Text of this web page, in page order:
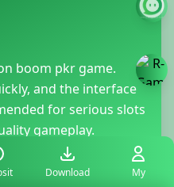
boom pkr game.
and the interface
for serious slots
gameplay.
Download My